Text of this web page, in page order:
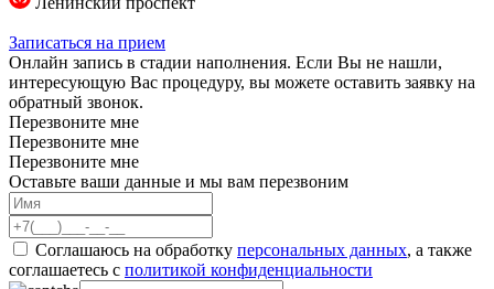
Записаться на прием
Онлайн запись в стадии наполнения. Если Вы не нашли,
интересующую Вас процедуру, вы можете оставить заявку на
обратный звонок.
Перезвоните мне
Перезвоните мне
Перезвоните мне
Оставьте ваши данные и мы вам перезвоним
Соглашаюсь на обработку персональных данных, а также
соглашаетесь c политикой конфиденциальности